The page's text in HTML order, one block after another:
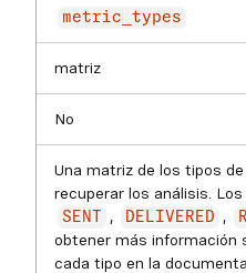
metric_types
matriz
No
Una matriz de los tipos
recuperar los análisis.
SENT , DELIVERED ,
obtener más información
cada tipo en la